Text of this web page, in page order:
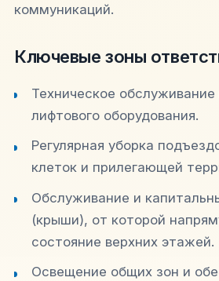
коммуникаций.
Ключевые зоны
Техническое
лифтового оборудования.
Регулярная уборка
клеток и прилегающей
Обслуживание и
(крыши), от которой
состояние верхних этажей.
Освещение общих зон и